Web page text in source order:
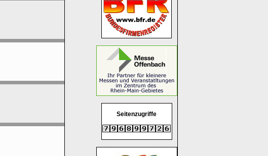
Seitenzugriffe